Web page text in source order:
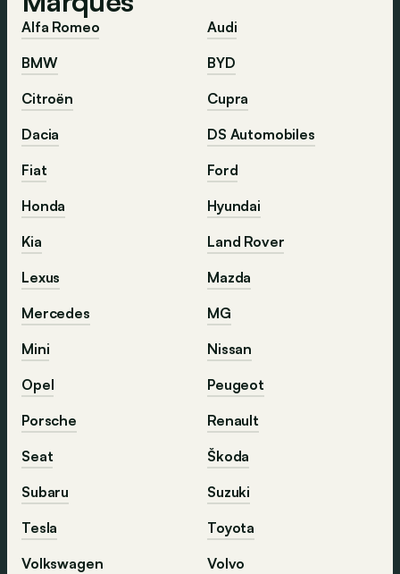
Alfa Romeo
Audi
BMW
BYD
Citroën
Cupra
Dacia
DS Automobiles
Fiat
Ford
Honda
Hyundai
Kia
Land Rover
Lexus
Mazda
Mercedes
MG
Mini
Nissan
Opel
Peugeot
Porsche
Renault
Seat
Škoda
Subaru
Suzuki
Tesla
Toyota
Volkswagen
Volvo